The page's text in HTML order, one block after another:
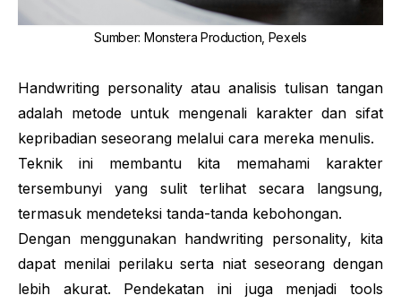
Sumber: Monstera Production, Pexels
Handwriting personality atau analisis tulisan tangan
adalah metode untuk mengenali karakter dan sifat
kepribadian seseorang melalui cara mereka menulis.
Teknik ini membantu kita memahami karakter
tersembunyi yang sulit terlihat secara langsung,
termasuk mendeteksi tanda-tanda kebohongan.
Dengan menggunakan handwriting personality, kita
dapat menilai perilaku serta niat seseorang dengan
lebih akurat. Pendekatan ini juga menjadi tools